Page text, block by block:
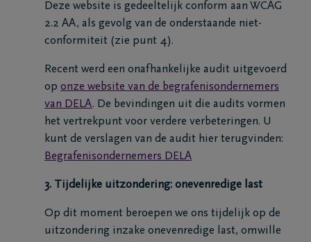
Veelgestelde
Meld een
overlijden
24u/24
+32
28
88
Deze website is gedeeltelijk conform aan WCAG
2.2 AA, als gevolg van de onderstaande niet-
conformiteit (zie punt 4).
Recent werd een onafhankelijke audit uitgevoerd
op onze website van de begrafenisondernemers
van DELA. De bevindingen uit die audits vormen
het vertrekpunt voor verdere verbeteringen. U
kunt de verslagen van de audit hier terugvinden:
Begrafenisondernemers DELA
3. Tijdelijke uitzondering: onevenredige last
Op dit moment beroepen we ons tijdelijk op de
uitzondering inzake onevenredige last, omwille